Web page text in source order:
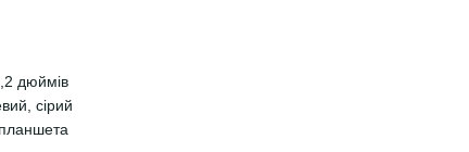
дюймів
сірий